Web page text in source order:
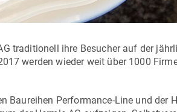
traditionell ihre Besucher auf der
werden wieder weit über 1000
Baureihen Performance-Line und der